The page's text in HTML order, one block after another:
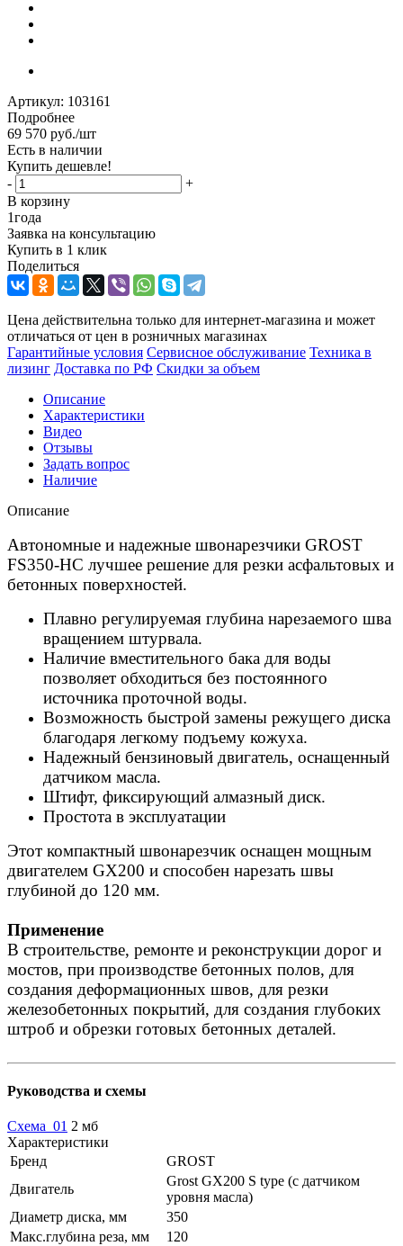
Артикул: 103161
Подробнее
69 570 руб./шт
Есть в наличии
Купить дешевле!
-
+
В корзину
1года
Заявка на консультацию
Купить в 1 клик
Поделиться
Цена действительна только для интернет-магазина и может
отличаться от цен в розничных магазинах
Гарантийные условия Сервисное обслуживание Техника в
лизинг Доставка по РФ Скидки за объем
Описание
Характеристики
Видео
Отзывы
Задать вопрос
Наличие
Описание
Автономные и надежные швонарезчики GROST
FS350-HC лучшее решение для резки асфальтовых и
бетонных поверхностей.
Плавно регулируемая глубина нарезаемого шва
вращением штурвала.
Наличие вместительного бака для воды
позволяет обходиться без постоянного
источника проточной воды.
Возможность быстрой замены режущего диска
благодаря легкому подъему кожуха.
Надежный бензиновый двигатель, оснащенный
датчиком масла.
Штифт, фиксирующий алмазный диск.
Простота в эксплуатации
Этот компактный швонарезчик оснащен мощным
двигателем GX200 и способен нарезать швы
глубиной до 120 мм.
Применение
В строительстве, ремонте и реконструкции дорог и
мостов, при производстве бетонных полов, для
создания деформационных швов, для резки
железобетонных покрытий, для создания глубоких
штроб и обрезки готовых бетонных деталей.
Руководства и схемы
Схема_01 2 мб
Характеристики
Бренд
GROST
Двигатель
Grost GX200 S type (с датчиком
уровня масла)
Диаметр диска, мм
350
Макс.глубина реза, мм
120